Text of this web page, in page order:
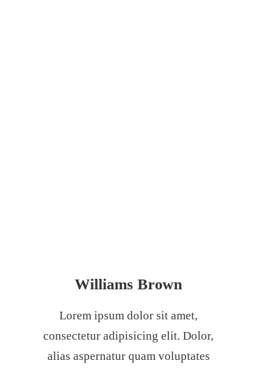
Williams Brown
Lorem ipsum dolor sit amet,
consectetur adipisicing elit. Dolor,
alias aspernatur quam voluptates